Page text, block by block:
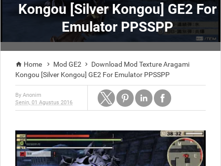
Kongou [Silver Kongou] GE2 For
Emulator PPSSPP
 Home  Mod GE2 
Download Mod Texture Aragami
Kongou [Silver Kongou] GE2 For Emulator PPSSPP
By Anonim
Senin, 01 Agustus 2016